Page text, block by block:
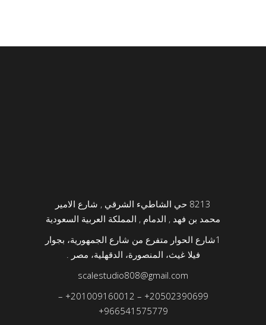
8213 حي الشاطيء الشرقي , شارع الامير
محمد بن فهد , الدمام , المملكة العربية السعودية
1شارع الحوار متفرع من شارع الجمهورية، بجوار
فيلا غيث، المنصورة، الدقهلية، مصر .
scalestudio808@gmail.com
20502390699
+
–
201009160012
+
–
966541575779
+